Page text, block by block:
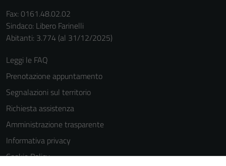
Fax: 0161.48.02.02
Sindaco: Libero Farinelli
Abitanti: 3.774 (al 31/12/2025)
Leggi le FAQ
Prenotazione appuntamento
Segnalazioni sul territorio
Richiesta assistenza
Amministrazione trasparente
Informativa privacy
Cookie Policy